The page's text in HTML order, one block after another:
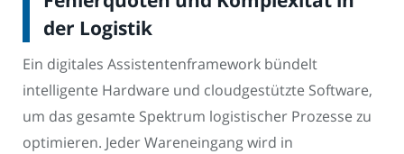
der Logistik
Ein digitales Assistentenframework bündelt
intelligente Hardware und cloudgestützte Software,
um das gesamte Spektrum logistischer Prozesse zu
optimieren. Jeder Wareneingang wird in